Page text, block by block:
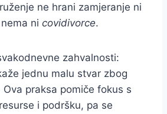
ne hrani zamjeranje ni
ni covidivorce.
zahvalnosti:
jednu malu stvar zbog
praksa pomiče fokus s
i podršku, pa se